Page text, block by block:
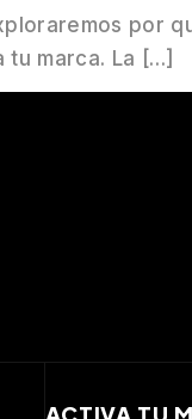
por
marca. La […]